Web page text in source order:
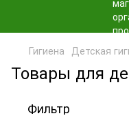
Гигиена Детская
Товары для
Фильтр